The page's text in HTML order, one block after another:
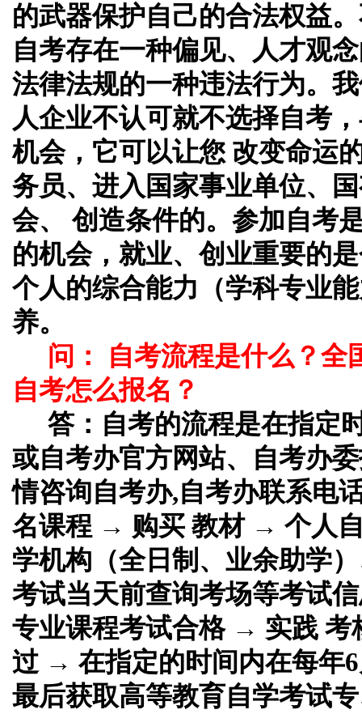
的武器保护自己的合法权益
自考存在一种偏见、人才观
法律法规的一种违法行为。
人企业不认可就不选择自考
机会，它可以让您 改变命运
务员、进入国家事业单位、
会、 创造条件的。参加自考
的机会，就业、创业重要的
个人的综合能力（学科专业
养。
问： 自考流程是什么？全
自考怎么报名？
答： 自考的流程是在指定
或自考办官方网站、自考办
情咨询自考办,自考办联系电
名课程 → 购买 教材 → 个人
学机构（全日制、业余助学
考试当天前查询考场等考试
专业课程考试合格 → 实践
过 → 在指定的时间内在每年
最后获取高等教育自学考试